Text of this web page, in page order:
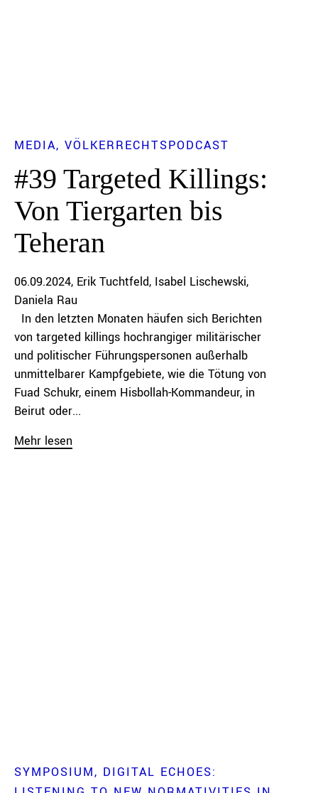
MEDIA VÖLKERRECHTSPODCAST
#39 Targeted Killings:
Von Tiergarten bis
Teheran
06.09.2024 Erik Tuchtfeld Isabel Lischewski
Daniela Rau
In den letzten Monaten häufen sich Berichten
von targeted killings hochrangiger militärischer
und politischer Führungspersonen außerhalb
unmittelbarer Kampfgebiete, wie die Tötung von
Fuad Schukr, einem Hisbollah-Kommandeur, in
Beirut oder...
Mehr lesen
SYMPOSIUM
DIGITAL ECHOES: